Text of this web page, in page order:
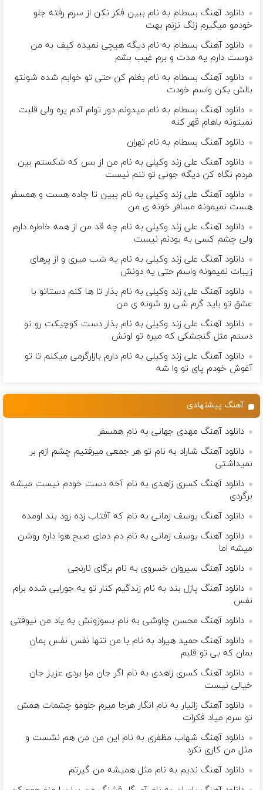
دانلود آهنگ بسطام به نام ببین فکر نکن از سرم رفته جلو
خودمو میگیرم زنگ نزنم بهت
دانلود آهنگ بسطام به نام دیگه هیچی نمیده کیف به من
دوست دارم یه مدت و برم غیب بشم
دانلود آهنگ بسطام به نام بغلم کن حتی تو خوابم شده شونتو
بالش بکن واسم خودت
دانلود آهنگ بسطام به نام میدونم دور توام آدم پره ولی قلبت
نمیتونه باهام قهر کنه
دانلود آهنگ بسطام به نام تهران
دانلود آهنگ علی زند وکیلی به نام من از بس كه شكستم بین
مردم نگاه كن دیگه جونى تو تنم نیست
دانلود آهنگ علی زند وکیلی به نام ببین تا جاده هست و همسفر
هست نمیمونه مسافر خونه ی من
دانلود آهنگ علی زند وکیلی به نام چه قد من از همه خاطره دارم
ولی چشم كسی به بودنم نیست
دانلود آهنگ علی زند وکیلی به نام یه شب میرى و از پرهای
زيبات نمیمونه واسم حتی یه دونش
دانلود آهنگ علی زند وکیلی به نام بذار تا ها كنم دستاتو با
عشق تو باید گرم شی رو شونه ى من
دانلود آهنگ علی زند وکیلی به نام بذار دست كوچیكت رو تو
دستم مثل گنجشكی كه میره تو لونش
دانلود آهنگ علی زند وکیلی به نام دارم بازارگرمی میكنم تا تو
آغوش خودم پای تو وا شه
آهنگ پیشنهادی
دانلود آهنگ مهدی جهانی به نام همسفر
دانلود آهنگ شاراد به نام تو هر جمعی میرفتیم چشم ازم بر
نمیداشتی
دانلود آهنگ کسری زاهدی به نام آخه دست خودم نیست میشه
برگردی
دانلود آهنگ یوسف زمانی به نام که آفتاب زده زود بند اومده
دانلود آهنگ یوسف زمانی به نام دم دمای صبح هوا داره روشن
میشه اما
دانلود آهنگ سیروان خسروی به نام برگای نارنجی
دانلود آهنگ پازل بند به نام زندگیم کنار تو یه جورایی شده برام
نفس
دانلود آهنگ محسن چاوشی به نام ﺑﺴﻮزوﻧﺶ ﺑﻪ ﻳﺎد ﻣﻦ ﻧﻴﻮﻓﺘﻰ
دانلود آهنگ حمید هیراد به نام با من تنها نفس نفس بمان
بمان که بی تو قلبم
دانلود آهنگ کسری زاهدی به نام اگر جان مرا بردی عزیز جان
خیالی نیست
دانلود آهنگ زانیار به نام انگار هرجا میرم جلومو چشمات همش
تو سرم میاد فکرات
دانلود آهنگ شهاب مظفری به نام این من من هم نشست و
مثل من کاری نکرد
دانلود آهنگ ندیم به نام مثل همیشه من گیرتم